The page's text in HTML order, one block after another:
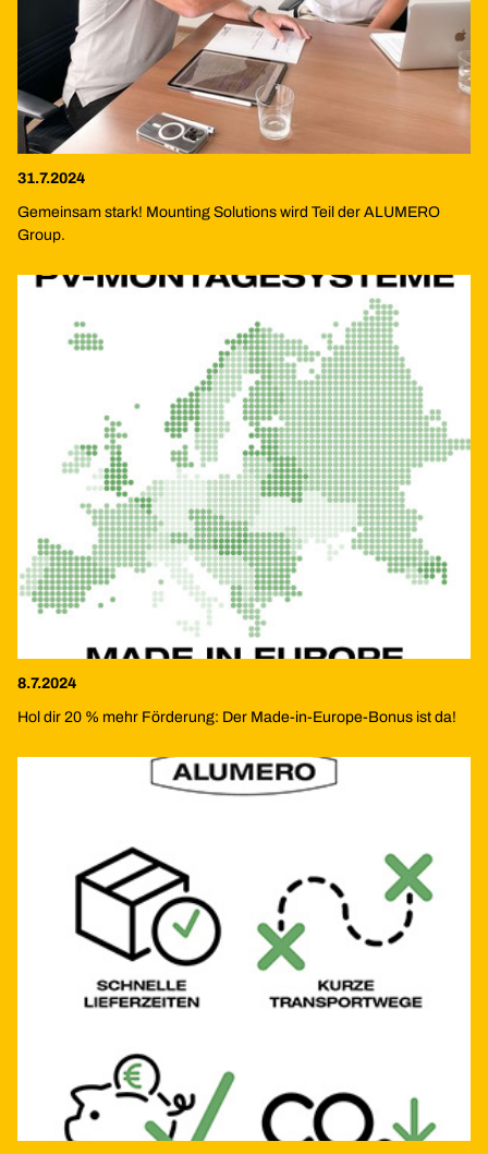
31.7.2024
Gemeinsam stark! Mounting Solutions wird Teil der ALUMERO
Group.
8.7.2024
Hol dir 20 % mehr Förderung: Der Made-in-Europe-Bonus ist da!